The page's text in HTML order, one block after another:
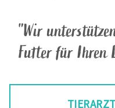
"Wir
Futter für Ihren